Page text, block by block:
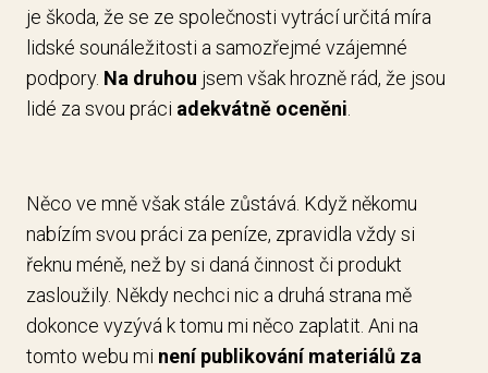
je škoda, že se ze společnosti vytrácí určitá míra
lidské sounáležitosti a samozřejmé vzájemné
podpory. Na druhou jsem však hrozně rád, že jsou
lidé za svou práci adekvátně oceněni
Něco ve mně však stále zůstává. Když někomu
nabízím svou práci za peníze, zpravidla vždy si
řeknu méně, než by si daná činnost či produkt
zasloužily. Někdy nechci nic a druhá strana mě
dokonce vyzývá k tomu mi něco zaplatit. Ani na
tomto webu mi není publikování materiálů za